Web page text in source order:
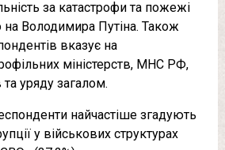
за катастрофи та пожежі
на Володимира Путіна. Також
вказує на
міністерств, МНС РФ,
уряду загалом.
найчастіше згадують
у військових структурах